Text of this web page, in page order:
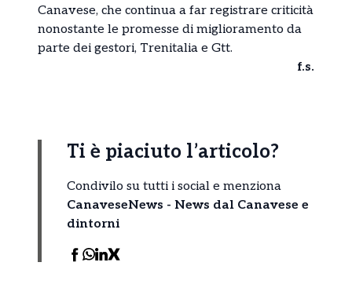
Canavese, che continua a far registrare criticità
nonostante le promesse di miglioramento da
parte dei gestori, Trenitalia e Gtt.
f.s.
Ti è piaciuto l’articolo?
Condivilo su tutti i social e menziona
CanaveseNews - News dal Canavese e
dintorni